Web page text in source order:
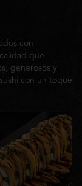
con
que
generosos y
con un toque